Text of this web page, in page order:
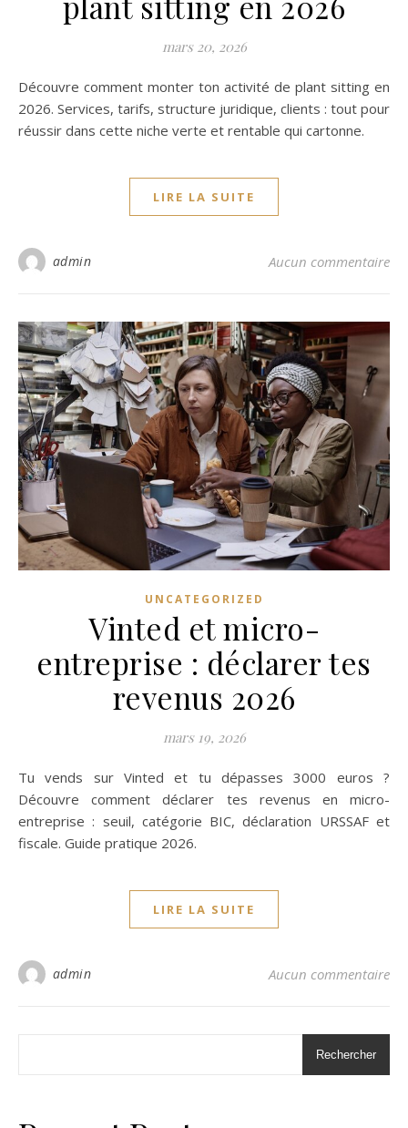
mars 20, 2026
Découvre comment monter ton activité de plant sitting en
2026. Services, tarifs, structure juridique, clients : tout pour
réussir dans cette niche verte et rentable qui cartonne.
LIRE LA SUITE
admin Aucun commentaire
UNCATEGORIZED
Vinted et micro-
entreprise : déclarer tes
revenus 2026
mars 19, 2026
Tu vends sur Vinted et tu dépasses 3000 euros ?
Découvre comment déclarer tes revenus en micro-
entreprise : seuil, catégorie BIC, déclaration URSSAF et
fiscale. Guide pratique 2026.
LIRE LA SUITE
admin Aucun commentaire
Rechercher